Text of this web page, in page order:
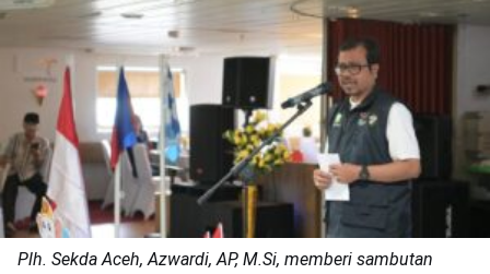
Plh. Sekda Aceh, Azwardi, AP, M.Si, memberi sambutan